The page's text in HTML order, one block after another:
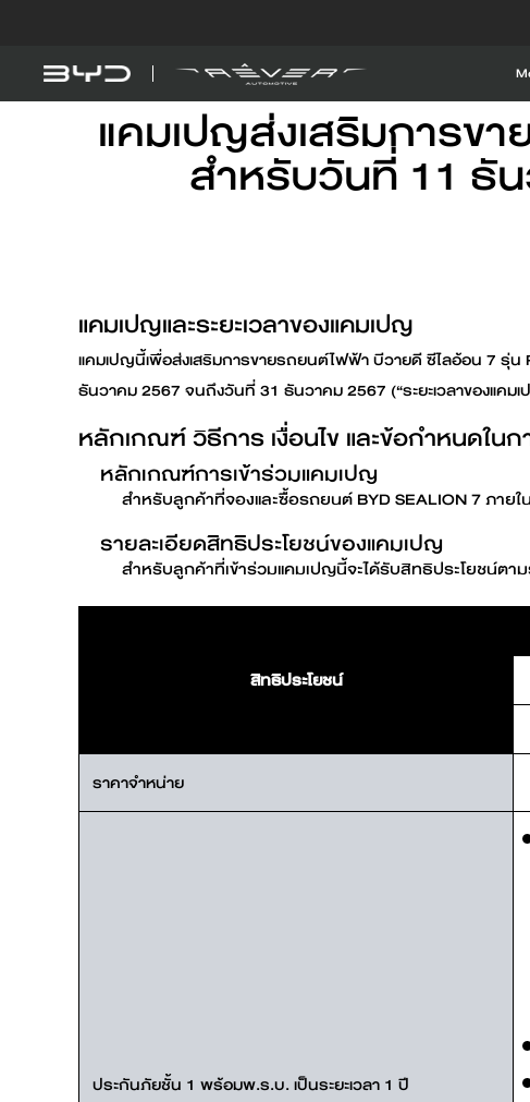
Models DM-i BYD SEAL 5 DM-i
EV BYD ATTO 1
Find out more
BYD SEALION 7
EV savings calculator
Explore BYD
EV savings calculator
แคมเปญส่งเสริมการข
สำหรับวันที่ 11 ธั
แคมเปญและระยะเวลาของแคมเปญ
แคมเปญนี้เพื่อส่งเสริมการขายรถยนต์ไฟฟ้า บีวายดี ซีไลอ้อน 7 รุ่
ธันวาคม 2567 จนถึงวันที่ 31 ธันวาคม 2567 (“ระยะเวลาของแคม
หลักเกณฑ์ วิธีการ เงื่อนไข และข้อกำหนดในก
หลักเกณฑ์การเข้าร่วมแคมเปญ
สำหรับลูกค้าที่จองและซื้อรถยนต์ BYD SEALION 7 ภายใ
รายละเอียดสิทธิประโยชน์ของแคมเปญ
สำหรับลูกค้าที่เข้าร่วมแคมเปญนี้จะได้รับสิทธิประโยชน์ตา
สิทธิประโยชน์
ราคาจำหน่าย
ประกันภัยชั้น 1 พร้อมพ.ร.บ. เป็นระยะเวลา 1 ปี